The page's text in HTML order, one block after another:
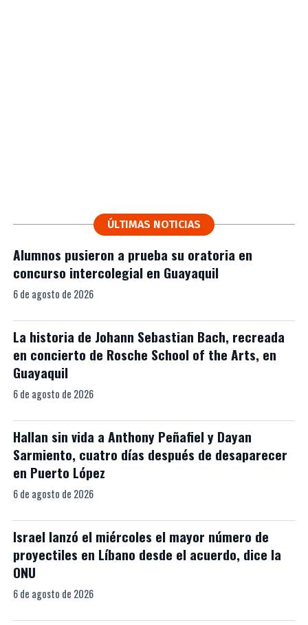
ÚLTIMAS NOTICIAS
Alumnos pusieron a prueba su oratoria en
concurso intercolegial en Guayaquil
6 de agosto de 2026
La historia de Johann Sebastian Bach, recreada
en concierto de Rosche School of the Arts, en
Guayaquil
6 de agosto de 2026
Hallan sin vida a Anthony Peñafiel y Dayan
Sarmiento, cuatro días después de desaparecer
en Puerto López
6 de agosto de 2026
Israel lanzó el miércoles el mayor número de
proyectiles en Líbano desde el acuerdo, dice la
ONU
6 de agosto de 2026